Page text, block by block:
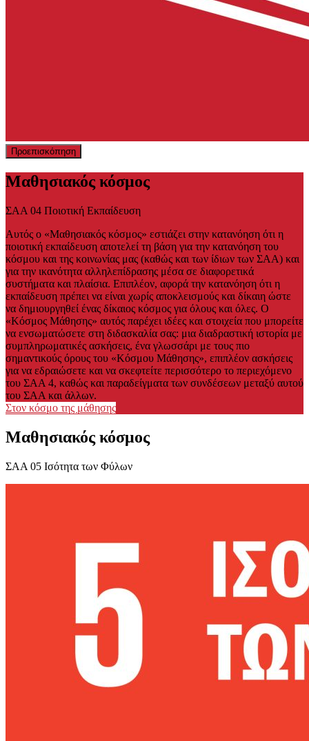
Προεπισκόπηση
Μαθησιακός κόσμος
ΣΑΑ 04 Ποιοτική Εκπαίδευση
Αυτός ο «Μαθησιακός κόσμος» εστιάζει στην κατανόηση ότι η
ποιοτική εκπαίδευση αποτελεί τη βάση για την κατανόηση του
κόσμου και της κοινωνίας μας (καθώς και των ίδιων των ΣΑΑ) και
για την ικανότητα αλληλεπίδρασης μέσα σε διαφορετικά
συστήματα και πλαίσια. Επιπλέον, αφορά την κατανόηση ότι η
εκπαίδευση πρέπει να είναι χωρίς αποκλεισμούς και δίκαιη ώστε
να δημιουργηθεί ένας δίκαιος κόσμος για όλους και όλες. Ο
«Κόσμος Μάθησης» αυτός παρέχει ιδέες και στοιχεία που μπορείτε
να ενσωματώσετε στη διδασκαλία σας: μια διαδραστική ιστορία με
συμπληρωματικές ασκήσεις, ένα γλωσσάρι με τους πιο
σημαντικούς όρους του «Κόσμου Μάθησης», επιπλέον ασκήσεις
για να εδραιώσετε και να σκεφτείτε περισσότερο το περιεχόμενο
του ΣΑΑ 4, καθώς και παραδείγματα των συνδέσεων μεταξύ αυτού
του ΣΑΑ και άλλων.
Στον κόσμο της μάθησης
Μαθησιακός κόσμος
ΣΑΑ 05 Ισότητα των Φύλων